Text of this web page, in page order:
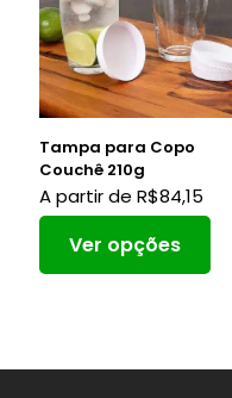
Tampa para Copo
Couchê 210g
A partir de R$84,15
Ver opções